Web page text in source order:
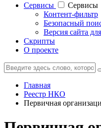
Cервисы
Cервисы
Контент-фильтр
Безопасный
Версия сайта
Скрипты
О проекте
Главная
Реестр НКО
Первичная